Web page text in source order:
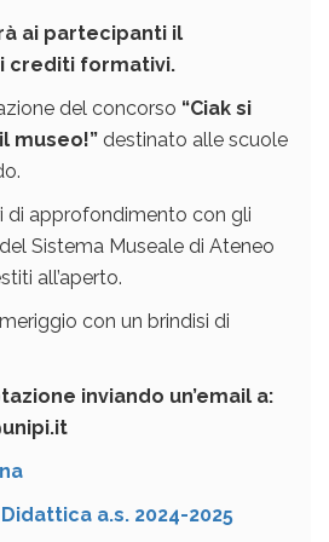
ai partecipanti il
crediti formativi.
del concorso “Ciak si
museo!” destinato alle scuole
di approfondimento con gli
Sistema Museale di Ateneo
all’aperto.
con un brindisi di
inviando un’email a:
a.s. 2024-2025